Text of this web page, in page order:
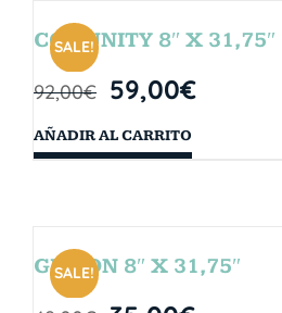
SALE!
COMUNITY 8″ X 31,75″
92,00€ 59,00€
AÑADIR AL CARRITO
SALE!
GIBSON 8″ X 31,75″